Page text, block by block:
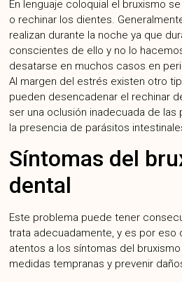
En lenguaje coloquial el bruxismo
o rechinar los dientes.
realizan durante la noche ya que
conscientes de ello y no lo
desatarse en muchos casos en
Al margen del estrés existen otro
pueden desencadenar el rechinar
ser una oclusión inadecuada de
la presencia de parásitos
Síntomas del
dental
Este problema puede tener
trata adecuadamente, y es por eso
atentos a los síntomas del
medidas tempranas y prevenir